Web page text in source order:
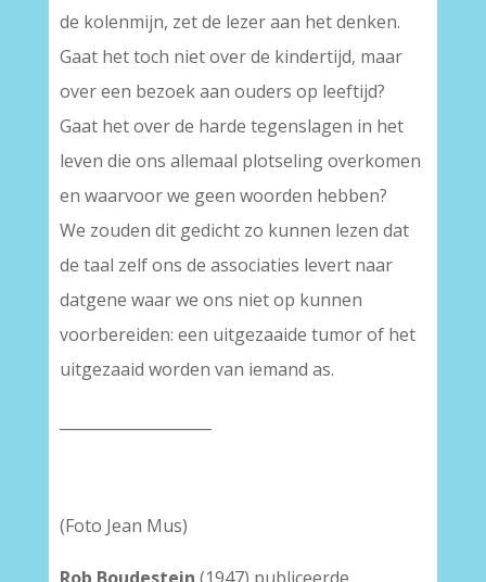
de kolenmijn, zet de lezer aan het denken.
Gaat het toch niet over de kindertijd, maar
over een bezoek aan ouders op leeftijd?
Gaat het over de harde tegenslagen in het
leven die ons allemaal plotseling overkomen
en waarvoor we geen woorden hebben?
We zouden dit gedicht zo kunnen lezen dat
de taal zelf ons de associaties levert naar
datgene waar we ons niet op kunnen
voorbereiden: een uitgezaaide tumor of het
uitgezaaid worden van iemand as.
(Foto Jean Mus)